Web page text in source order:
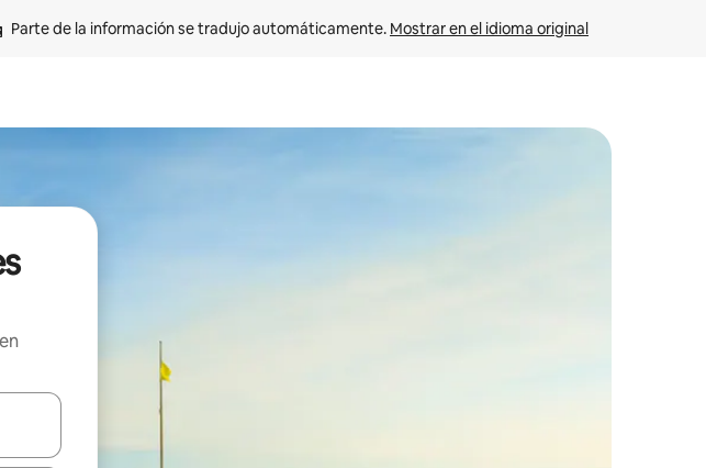
Parte de la información se tradujo automáticamente. Mostrar en el idioma original
con las teclas de flecha hacia arriba y hacia abajo o explora con el tacto o desliza el dedo.